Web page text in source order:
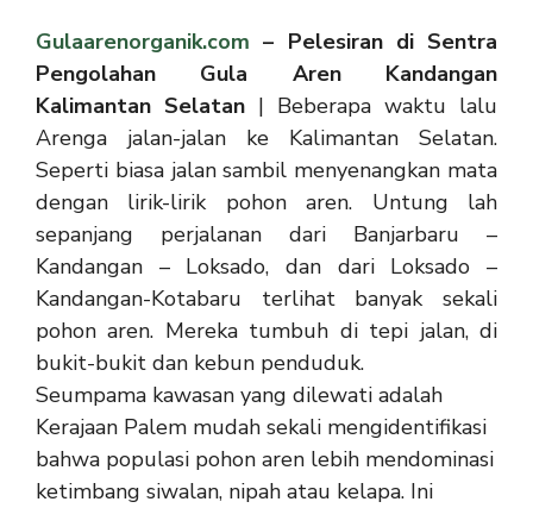
Gulaarenorganik.com– Pelesiran di Sentra
Pengolahan Gula Aren Kandangan
Kalimantan Selatan | Beberapa waktu lalu
Arenga jalan-jalan ke Kalimantan Selatan.
Seperti biasa jalan sambil menyenangkan mata
dengan lirik-lirik pohon aren. Untung lah
sepanjang perjalanan dari Banjarbaru –
Kandangan – Loksado, dan dari Loksado –
Kandangan-Kotabaru terlihat banyak sekali
pohon aren. Mereka tumbuh di tepi jalan, di
bukit-bukit dan kebun penduduk.
Seumpama kawasan yang dilewati adalah
Kerajaan Palem mudah sekali mengidentifikasi
bahwa populasi pohon aren lebih mendominasi
ketimbang siwalan, nipah atau kelapa. Ini